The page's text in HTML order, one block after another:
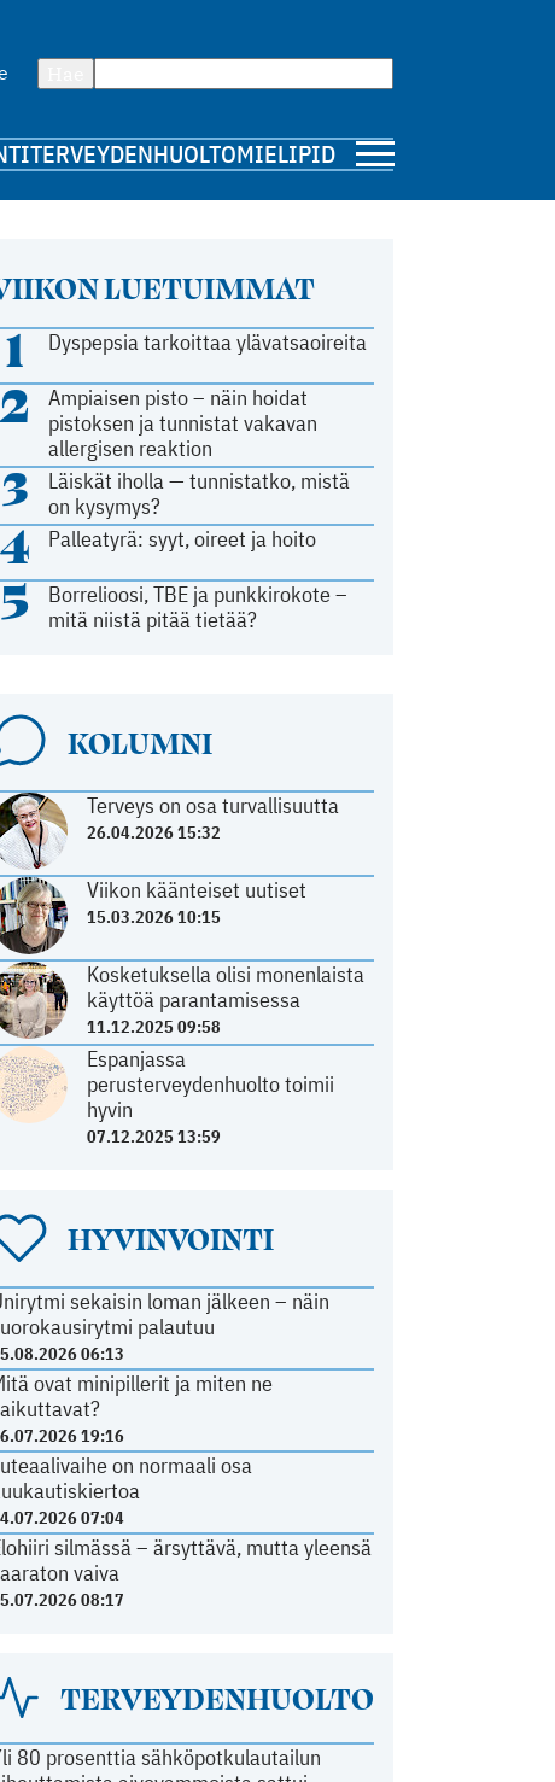
TERVEYDENHUOLTOMIELIPIDE
LUETUIMMAT
1 Dyspepsia tarkoittaa ylävatsaoireita
2
Ampiaisen pisto – näin hoidat
pistoksen ja tunnistat vakavan
allergisen reaktion
3
Läiskät iholla — tunnistatko, mistä
on kysymys?
4 Palleatyrä: syyt, oireet ja hoito
5
Borrelioosi, TBE ja punkkirokote –
mitä niistä pitää tietää?
KOLUMNI
Terveys on osa turvallisuutta
26.04.2026 15:32
Viikon käänteiset uutiset
15.03.2026 10:15
Kosketuksella olisi monenlaista
käyttöä parantamisessa
11.12.2025 09:58
Espanjassa
perusterveydenhuolto toimii
hyvin
07.12.2025 13:59
HYVINVOINTI
sekaisin loman jälkeen – näin
palautuu
06:13
ovat minipillerit ja miten ne
19:16
on normaali osa
07:04
silmässä – ärsyttävä, mutta yleensä
vaiva
08:17
TERVEYDENHUOLTO
80 prosenttia sähköpotkulautailun